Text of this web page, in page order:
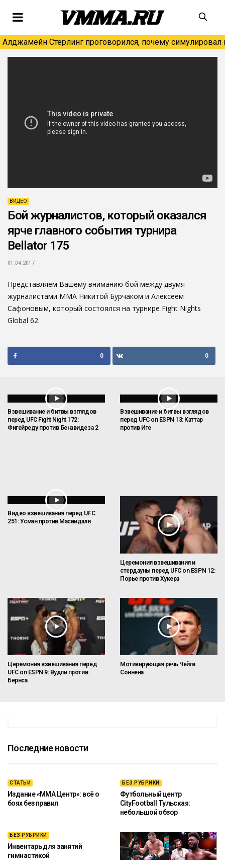
Алджамейн Стерлинг проговорился, почему симулировал
ВИДЕО
Бой журналистов, который оказался
ярче главного события турнира
Bellator 175
01.04.2017
Представляем Вашему вниманию бой между двумя
журналистами MMA Никитой Бурчаком и Алексеем
Сафоновым, который состоялся на турнире Fight Nights
Global 62.
0 0
Взвешивание и битвы взглядов
перед UFC Fight Night 172:
Фигейреду против Бенавидеза 2
Взвешивание и битвы взглядов
перед UFC on ESPN 13: Каттар
против Иге
Видео взвешивания перед UFC
251: Усман против Масвидаля
Церемония взвешивания и
стердауны перед UFC on ESPN 12:
Порье против Хукера
Церемония взвешивания перед
UFC on ESPN 9: Вудли против
Бернса
Мотивирующая речь Чейла
Соннена
Последние новости
СТАТЬИ
Издание «ММА Центр»: всё о
боях без правил
БЕЗ РУБРИКИ
Футбольный центр
CityFootball Тульская:
небольшой обзор
БЕЗ РУБРИКИ
Инвентарь для занятий
гимнастикой